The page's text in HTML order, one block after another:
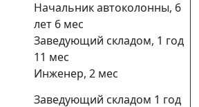
Начальник автоколонны, 6
лет 6 мес
Заведующий складом, 1 год
11 мес
Инженер, 2 мес
Заведующий складом 1 год